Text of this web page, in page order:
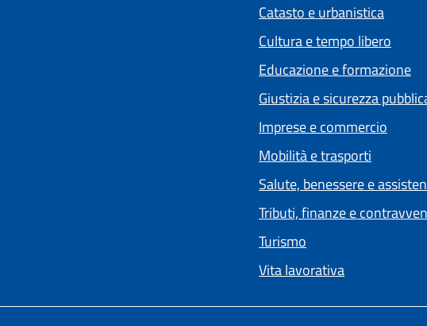
Catasto e urbanistica
Cultura e tempo libero
Educazione e formazione
Giustizia e sicurezza
Imprese e commercio
Mobilità e trasporti
Salute, benessere e
Tributi, finanze e
Turismo
Vita lavorativa